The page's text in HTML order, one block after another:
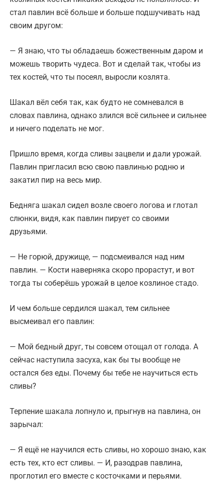
стал павлин всё больше и больше подшучивать над
своим другом:
— Я знаю, что ты обладаешь божественным даром и
можешь творить чудеса. Вот и сделай так, чтобы из
тех костей, что ты посеял, выросли козлята.
Шакал вёл себя так, как будто не сомневался в
словах павлина, однако злился всё сильнее и сильнее
и ничего поделать не мог.
Пришло время, когда сливы зацвели и дали урожай.
Павлин пригласил всю свою павлинью родню и
закатил пир на весь мир.
Бедняга шакал сидел возле своего логова и глотал
слюнки, видя, как павлин пирует со своими
друзьями.
— Не горюй, дружище, — подсмеивался над ним
павлин. — Кости наверняка скоро прорастут, и вот
тогда ты соберёшь урожай в целое козлиное стадо.
И чем больше сердился шакал, тем сильнее
высмеивал его павлин:
— Мой бедный друг, ты совсем отощал от голода. А
сейчас наступила засуха, как бы ты вообще не
остался без еды. Почему бы тебе не научиться есть
сливы?
Терпение шакала лопнуло и, прыгнув на павлина, он
зарычал:
— Я ещё не научился есть сливы, но хорошо знаю, как
есть тех, кто ест сливы. — И, разодрав павлина,
проглотил его вместе с косточками и перьями.